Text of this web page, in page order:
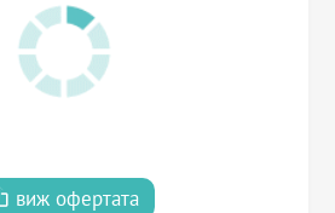
виж офертата